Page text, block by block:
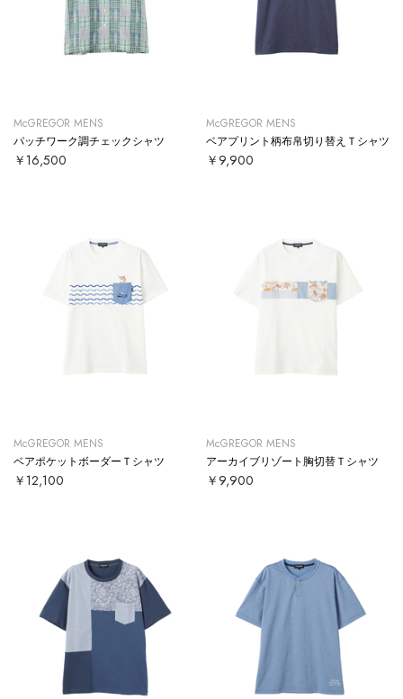
McGREGOR MENS
パッチワーク調チェックシャツ
￥16,500
McGREGOR MENS
ベアプリント柄布帛切り替えＴシャツ
￥9,900
McGREGOR MENS
ベアポケットボーダーＴシャツ
￥12,100
McGREGOR MENS
アーカイブリゾート胸切替Ｔシャツ
￥9,900